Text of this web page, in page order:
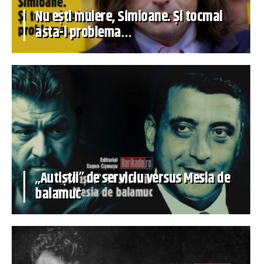
Nu ești muiere, Simioane. Și tocmai
asta-i problema…
„Autiștii” de serviciu versus Mesia de
balamuc